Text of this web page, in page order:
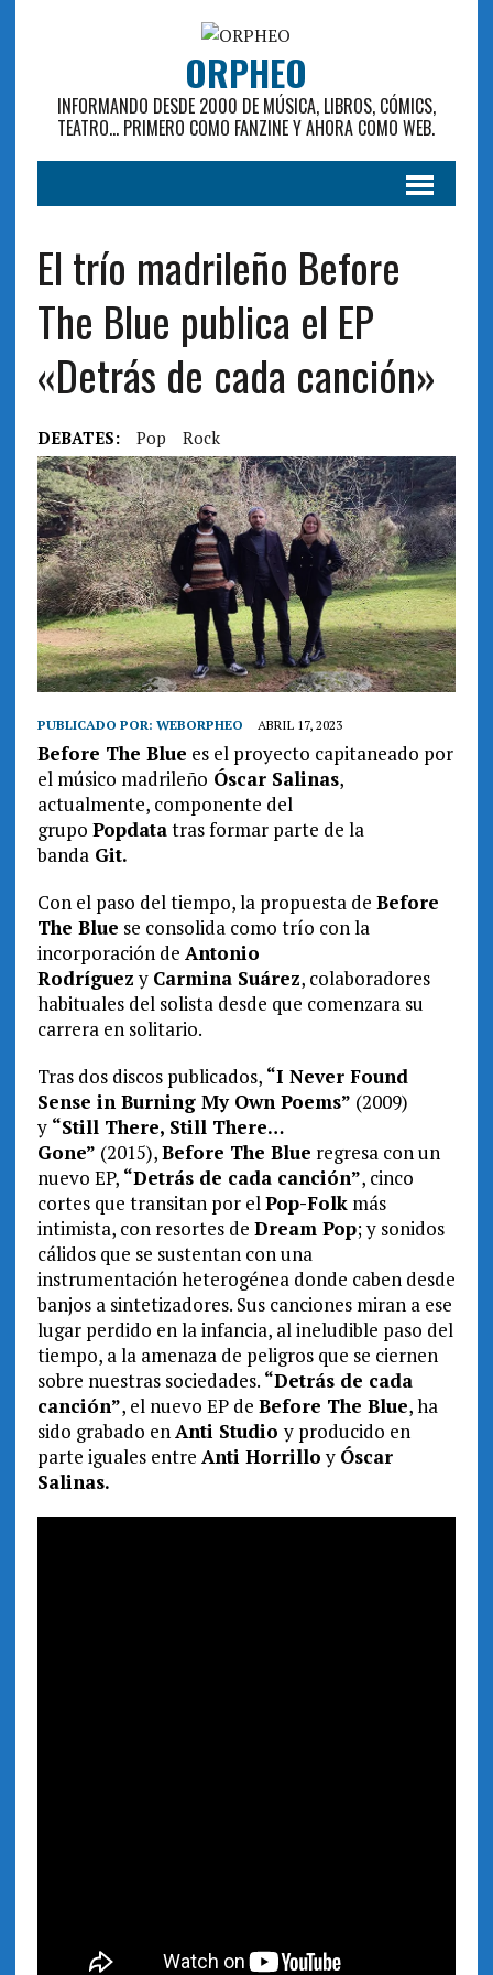
ORPHEO
INFORMANDO DESDE 2000 DE MÚSICA, LIBROS, CÓMICS,
TEATRO... PRIMERO COMO FANZINE Y AHORA COMO WEB.
El trío madrileño Before
The Blue publica el EP
«Detrás de cada canción»
DEBATES: Pop Rock
PUBLICADO POR: WEBORPHEO ABRIL 17, 2023
Before The Blue es el proyecto capitaneado por
el músico madrileño Óscar Salinas,
actualmente, componente del
grupo Popdatatras formar parte de la
bandaGit.
Con el paso del tiempo, la propuesta de Before
The Blue se consolida como trío con la
incorporación de Antonio
Rodríguezy Carmina Suárez, colaboradores
habituales del solista desde que comenzara su
carrera en solitario.
Tras dos discos publicados, “I Never Found
Sense in Burning My Own Poems” (2009)
y “Still There, Still There…
Gone” (2015),Before The Blue regresa con un
nuevo EP, “Detrás de cada canción”, cinco
cortes que transitan por elPop-Folkmás
intimista, con resortes de Dream Pop; y sonidos
cálidos que se sustentan con una
instrumentación heterogénea donde caben desde
banjos a sintetizadores. Sus canciones miran a ese
lugar perdido en la infancia, al ineludible paso del
tiempo, a la amenaza de peligros que se ciernen
sobre nuestras sociedades. “Detrás de cada
canción”, el nuevo EP de Before The Blue, ha
sido grabado enAnti Studioy producido en
parte iguales entre Anti Horrilloy Óscar
Salinas.